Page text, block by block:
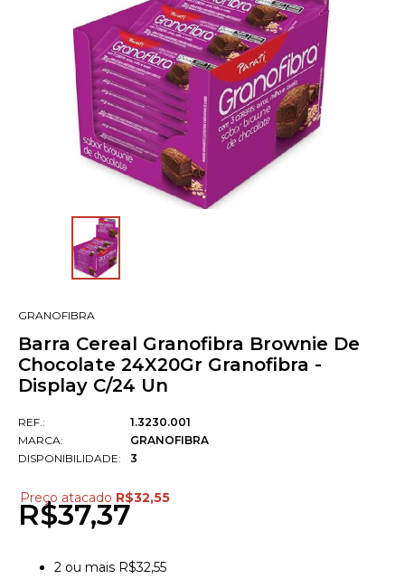
GRANOFIBRA
Barra Cereal Granofibra Brownie De
Chocolate 24X20Gr Granofibra -
Display C/24 Un
REF.:
MARCA:
DISPONIBILIDADE:
1.3230.001
GRANOFIBRA
3
Preço atacado R$32,55
R$37,37
2 ou mais R$32,55